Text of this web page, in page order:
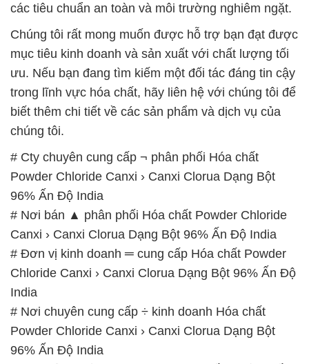
các tiêu chuẩn an toàn và môi trường nghiêm ngặt.
Chúng tôi rất mong muốn được hỗ trợ bạn đạt được
mục tiêu kinh doanh và sản xuất với chất lượng tối
ưu. Nếu bạn đang tìm kiếm một đối tác đáng tin cậy
trong lĩnh vực hóa chất, hãy liên hệ với chúng tôi để
biết thêm chi tiết về các sản phẩm và dịch vụ của
chúng tôi.
# Cty chuyên cung cấp ¬ phân phối Hóa chất
Powder Chloride Canxi › Canxi Clorua Dạng Bột
96% Ấn Độ India
# Nơi bán ▲ phân phối Hóa chất Powder Chloride
Canxi › Canxi Clorua Dạng Bột 96% Ấn Độ India
# Đơn vị kinh doanh ═ cung cấp Hóa chất Powder
Chloride Canxi › Canxi Clorua Dạng Bột 96% Ấn Độ
India
# Nơi chuyên cung cấp ÷ kinh doanh Hóa chất
Powder Chloride Canxi › Canxi Clorua Dạng Bột
96% Ấn Độ India